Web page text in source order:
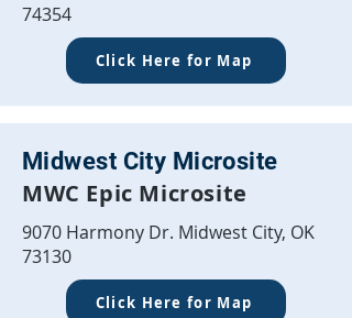
74354
Click Here for Map
Midwest City Microsite
MWC Epic Microsite
9070 Harmony Dr. Midwest City, OK
73130
Click Here for Map